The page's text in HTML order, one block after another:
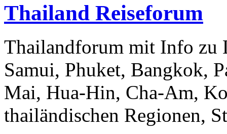
Thailand Reiseforum
Thailandforum mit Info zu
Samui, Phuket, Bangkok,
Mai, Hua-Hin, Cha-Am,
thailändischen Regionen,